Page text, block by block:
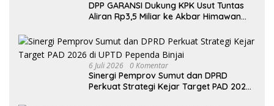
DPP GARANSI Dukung KPK Usut Tuntas
Aliran Rp3,5 Miliar ke Akbar Himawan
6 Juli 2026 0 Komentar
Sinergi Pemprov Sumut dan DPRD
Perkuat Strategi Kejar Target PAD 2026